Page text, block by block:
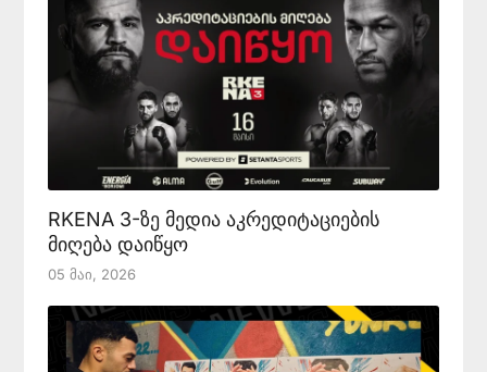
RKENA 3-ზე მედია აკრედიტაციების
მიღება დაიწყო
05 Მაი, 2026